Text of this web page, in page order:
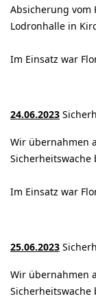
Absicherung vom
Lodronhalle in
Im Einsatz war
24.06.2023
Wir übernahmen
Sicherheitswache
Im Einsatz war
25.06.2023
Wir übernahmen
Sicherheitswache